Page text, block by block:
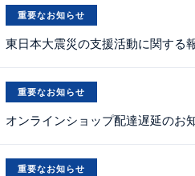
重要なお知らせ
東日本大震災の支援活動に関する
重要なお知らせ
オンラインショップ配達遅延のお
重要なお知らせ